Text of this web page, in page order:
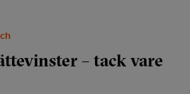
– tack vare